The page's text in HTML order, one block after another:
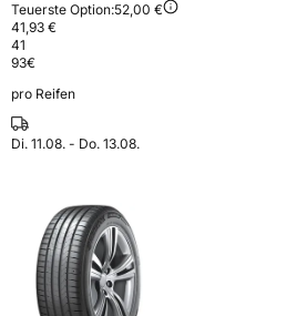
Teuerste Option:52,00 €
41,93 €
41
93€
pro Reifen
Di. 11.08. - Do. 13.08.